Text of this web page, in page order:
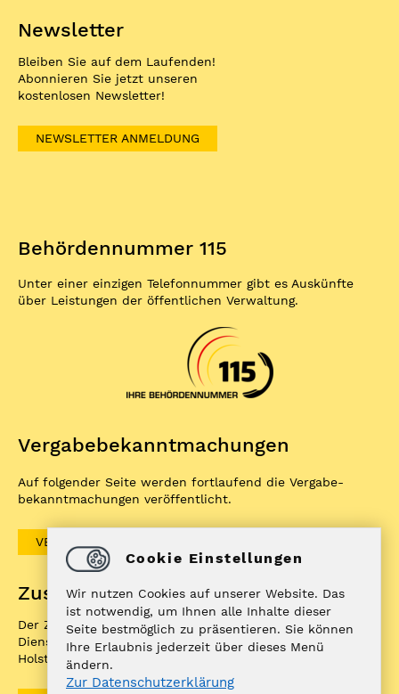
Newsletter
Bleiben Sie auf dem Laufenden!
Abonnieren Sie jetzt unseren
kostenlosen Newsletter!
NEWSLETTER ANMELDUNG
Behördennummer 115
Unter einer einzigen Telefonnummer gibt es Auskünfte
über Leistungen der öffentlichen Verwaltung.
Vergabe­bekannt­machungen
Auf folgender Seite werden fortlaufend die Vergabe­
bekannt­machungen veröffentlicht.
VERGABEBEKANNTMACHUNGEN
Zuständigkeitenfinder
Der ZuFiSH ist ein Informations­portal rund um
Dienstleistungen, die die öffentliche Hand in Schleswig-
Holstein Ihnen als BürgerIn anbietet.
Cookie Einstellungen
Wir nutzen Cookies auf unserer Website. Das
ist notwendig, um Ihnen alle Inhalte dieser
Seite bestmöglich zu präsentieren. Sie können
Ihre Erlaubnis jederzeit über dieses Menü
ändern.
Zur Datenschutzerklärung